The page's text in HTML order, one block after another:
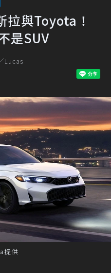
拉與Toyota！
是SUV
Lucas
提供